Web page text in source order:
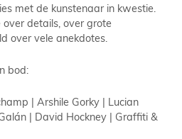
met de kunstenaar in kwestie.
details, over grote
over vele anekdotes.
bod:
| Arshile Gorky | Lucian
| David Hockney | Graffiti &